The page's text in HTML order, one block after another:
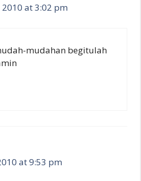
at 3:02 pm
mudahan begitulah
at 9:53 pm